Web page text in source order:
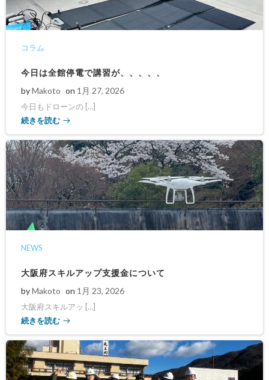
コラム
今日は全館停電で講習が、、、、、
byMakoto on 1月 27, 2026
今日もドローンの […]
続きを読む
NEWS
大阪府スキルアップ支援金について
byMakoto on 1月 23, 2026
大阪府スキルアッ […]
続きを読む